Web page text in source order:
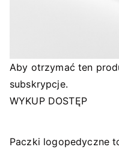
Aby otrzymać ten
subskrypcje.
WYKUP DOSTĘP
Paczki logopedyczne